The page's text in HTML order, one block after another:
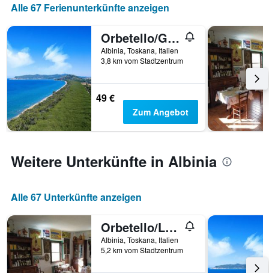
Diagramm
hat
Y-
Achse,
die
den
durchschnittlichen
Zimmerpreis
anzeigt.
Alle 67 Ferienunterkünfte anzeigen
Orbetello/Gitavillage Il Gabbiano
Albinia, Toskana, Italien
3,8 km vom Stadtzentrum
49 €
Zum Angebot
Weitere Unterkünfte in Albinia
Alle 67 Unterkünfte anzeigen
Orbetello/Locanda Le Mandriane
Albinia, Toskana, Italien
5,2 km vom Stadtzentrum